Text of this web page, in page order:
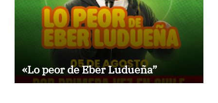
«Lo peor de Eber Ludueña”